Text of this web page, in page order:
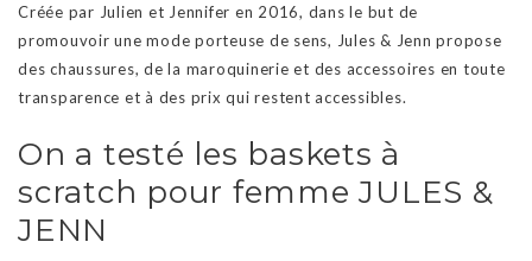
Créée par Julien et Jennifer en 2016, dans le but de
promouvoir une mode porteuse de sens, Jules & Jenn propose
des chaussures, de la maroquinerie et des accessoires en toute
transparence et à des prix qui restent accessibles.
On a testé les baskets à
scratch pour femme JULES &
JENN